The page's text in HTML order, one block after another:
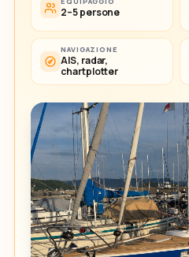
2–5 persone
NAVIGAZIONE
AIS, radar,
chartplotter